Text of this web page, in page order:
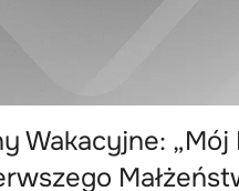
Wakacyjne: